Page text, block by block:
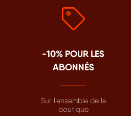
-10% POUR LES
ABONNÉS
Sur l’ensemble de la
boutique